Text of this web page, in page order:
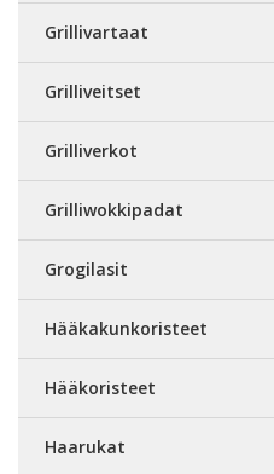
Grillivartaat
Grilliveitset
Grilliverkot
Grilliwokkipadat
Grogilasit
Hääkakunkoristeet
Hääkoristeet
Haarukat